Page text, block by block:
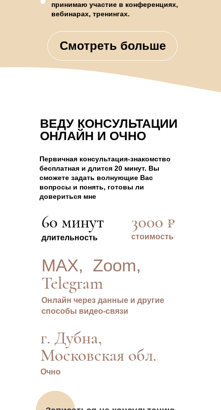
принимаю участие в конференциях,
вебинарах, тренингах.
Смотреть больше
ВЕДУ КОНСУЛЬТАЦИИ
ОНЛАЙН И ОЧНО
60 минут 3000 ₽
MAX, Zoom,
г. Дубна,
Московская обл.
Telegram
Первичная консультация-знакомство
бесплатная и длится 20 минут. Вы
сможете задать волнующие Вас
вопросы и понять, готовы ли
довериться мне
длительность
Онлайн через данные и другие
способы видео-связи
Очно
стоимость